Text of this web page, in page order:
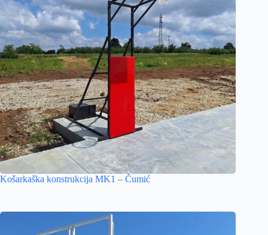
Košarkaška konstrukcija MK1 – Čumić